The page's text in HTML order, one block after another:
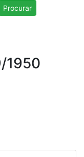
Procurar
1950